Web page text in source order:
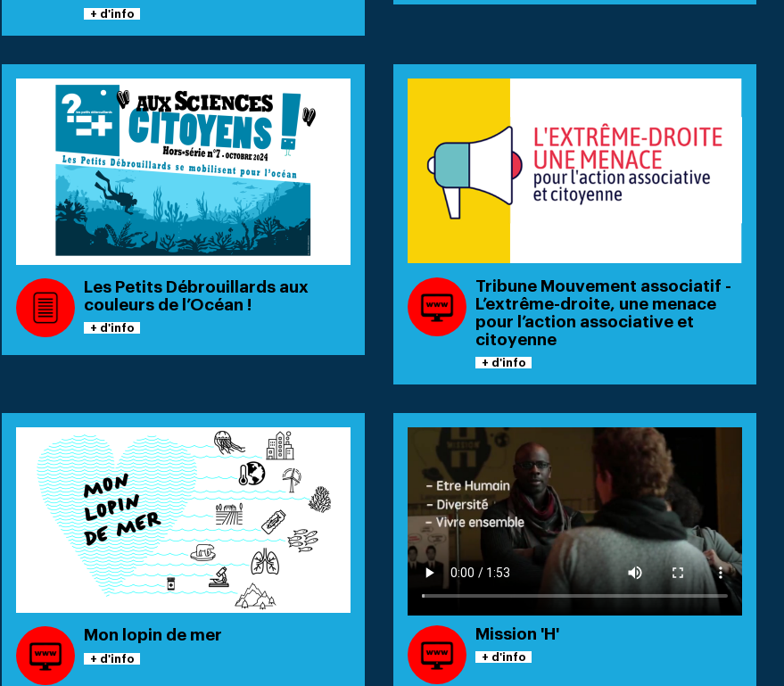
+ d'info
Les Petits Débrouillards aux
couleurs de l’Océan !
+ d'info
Tribune Mouvement associatif -
L’extrême-droite, une menace
pour l’action associative et
citoyenne
+ d'info
Mon lopin de mer
+ d'info
Mission 'H'
+ d'info